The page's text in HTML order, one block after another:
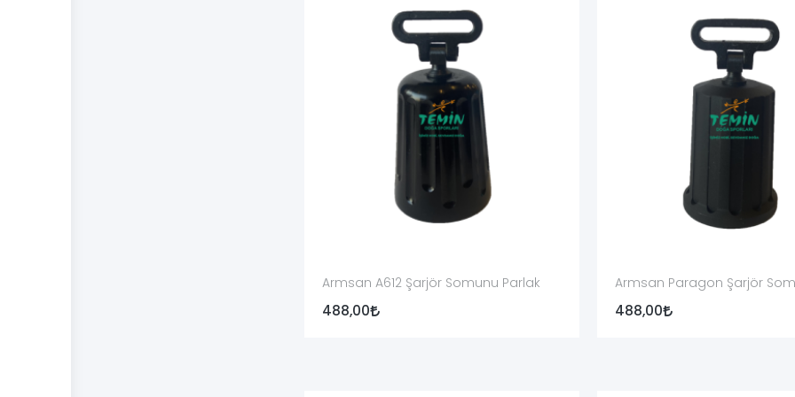
Gazlı, kinetik veya pompalı tüfek uyumu doğrulanmalıdır.
Üretici ya da distribütör kodu mevcut parçayla karşılaştırılmalıdır.
Somun, somun yayı veya askı aparatı olduğu açıkça ayrılmalıdır.
Yayın ürüne dâhil, ayrı satılan veya mevcut somundan aktarılması gereken parça olup olmadığı
Sabit, döner veya bağlantısız yapı kontrol edilmelidir.
Mat, parlak, bronz veya kamuflaj seçeneği tüfeğin mevcut yüzeyiyle karşılaştırılmalıdır.
Yalnız somun mu, somun ve yay mı, yoksa bağlantı aparatıyla birlikte mi sunulduğu açıkça yazılmalıdır.
Somun kontrolü veya değişimi öncesinde tüfek tamamen boşaltılmalı; fişek yatağı, mekanizma ve şarjör borusu görsel
Armsan A612 Şarjör Somunu Parlak
488,00
Armsan Paragon Şarjör
488,00